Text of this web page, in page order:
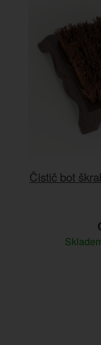
Čistič bot